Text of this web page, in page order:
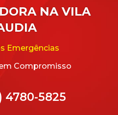
NA VILA
Emergências
Compromisso
4780-5825